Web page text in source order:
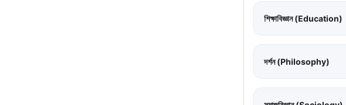
শিক্ষাবিজ্ঞান (Education)
দর্শন (Philosophy)